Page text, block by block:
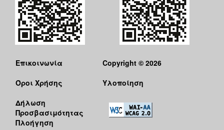
Επικοινωνία
Όροι Χρήσης
Δήλωση
Προσβασιμότητας
Πλοήγηση
Copyright © 2026
Υλοποίηση